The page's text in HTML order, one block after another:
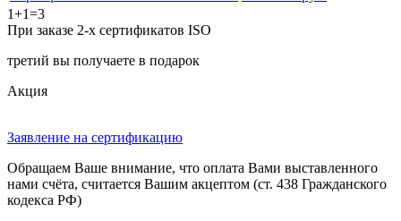
1+1=3
При заказе 2-х сертификатов ISO
третий вы получаете в подарок
Акция
Заявление на сертификацию
Обращаем Ваше внимание, что оплата Вами выставленного
нами счёта, считается Вашим акцептом (ст. 438 Гражданского
кодекса РФ)